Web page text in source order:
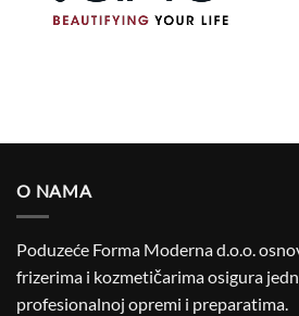
O NAMA
Poduzeće Forma Moderna d.o.o.
frizerima i kozmetičarima osigura
profesionalnoj opremi i preparatima.